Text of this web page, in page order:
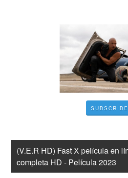
SUBSCRIBE
(V.E.R HD) Fast X película en
completa HD - Película 2023